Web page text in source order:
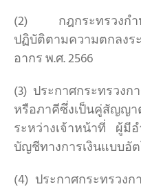
(2) กฎกระทรวงกำห
ปฏิบัติตามความตกลงร
อากร พ.ศ. 2566
(3) ประกาศกระทรวง
หรือภาคีซึ่งเป็นคู่สัญญ
ระหว่างเจ้าหน้าที่ ผู้มี
บัญชีทางการเงินแบบอั
(4) ประกาศกระทรวง